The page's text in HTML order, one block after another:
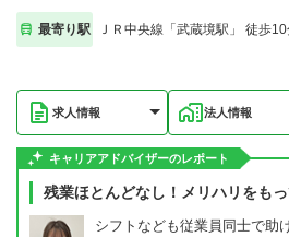
最寄り駅 ＪＲ中央線「武蔵境駅」 徒歩
求人情報 法人情報
キャリアアドバイザーのレポート
残業ほとんどなし！メリハリをも
シフトなども従業員同士で助